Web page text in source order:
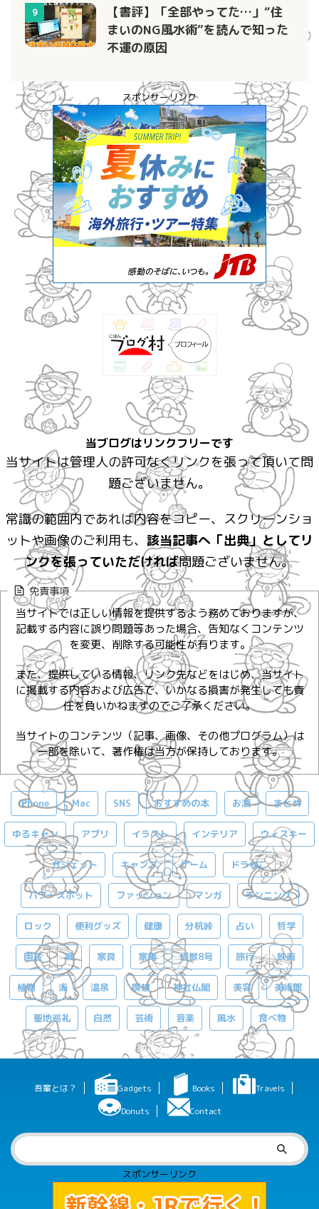
9
【書評】「全部やってた…」“住
まいのNG風水術”を読んで知った
不運の原因
スポンサーリンク
当ブログはリンクフリーです
当サイトは管理人の許可なくリンクを張って頂いて問
題ございません。
常識の範囲内であれば内容をコピー、スクリーンショ
ットや画像のご利用も、 該当記事へ「出典」としてリ
ンクを張っていただければ問題ございません。
免責事項
当サイトでは正しい情報を提供するよう務めておりますが、
記載する内容に誤り問題等あった場合、告知なくコンテンツ
を変更、削除する可能性が有ります。
また、提供している情報、リンク先などをはじめ、当サイト
に掲載する内容および広告で、いかなる損害が発生しても責
任を負いかねますのでご了承ください。
当サイトのコンテンツ（記事、画像、その他プログラム）は
一部を除いて、著作権は当方が保持しております。
iPhone Mac SNS おすすめの本 お酒 まとめ
ゆるキャン アプリ イラスト インテリア ウィスキー
ガジェット キャンプ ゲーム ドラねこ
パワースポット ファッション マンガ ランニング
ロック 便利グッズ 健康 分杭峠 占い 哲学
園芸 城 家具 家電 怪獣8号 旅行 映画
植物 海 温泉 瞑想 神社仏閣 美容 美術館
聖地巡礼 自然 芸術 音楽 風水 食べ物
吾輩とは？ Gadgets Books
Travels
Donuts
Contact
スポンサーリンク